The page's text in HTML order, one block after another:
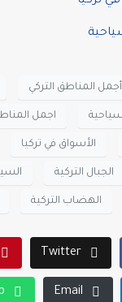
أجمل المناطق التركي
اجمل
الأسواق في تركيا
الجبال التركية
الهضاب التركية
Twitter
Email